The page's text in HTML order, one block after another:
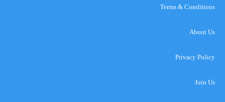
Terms & Conditions
About Us
Privacy Policy
Join Us